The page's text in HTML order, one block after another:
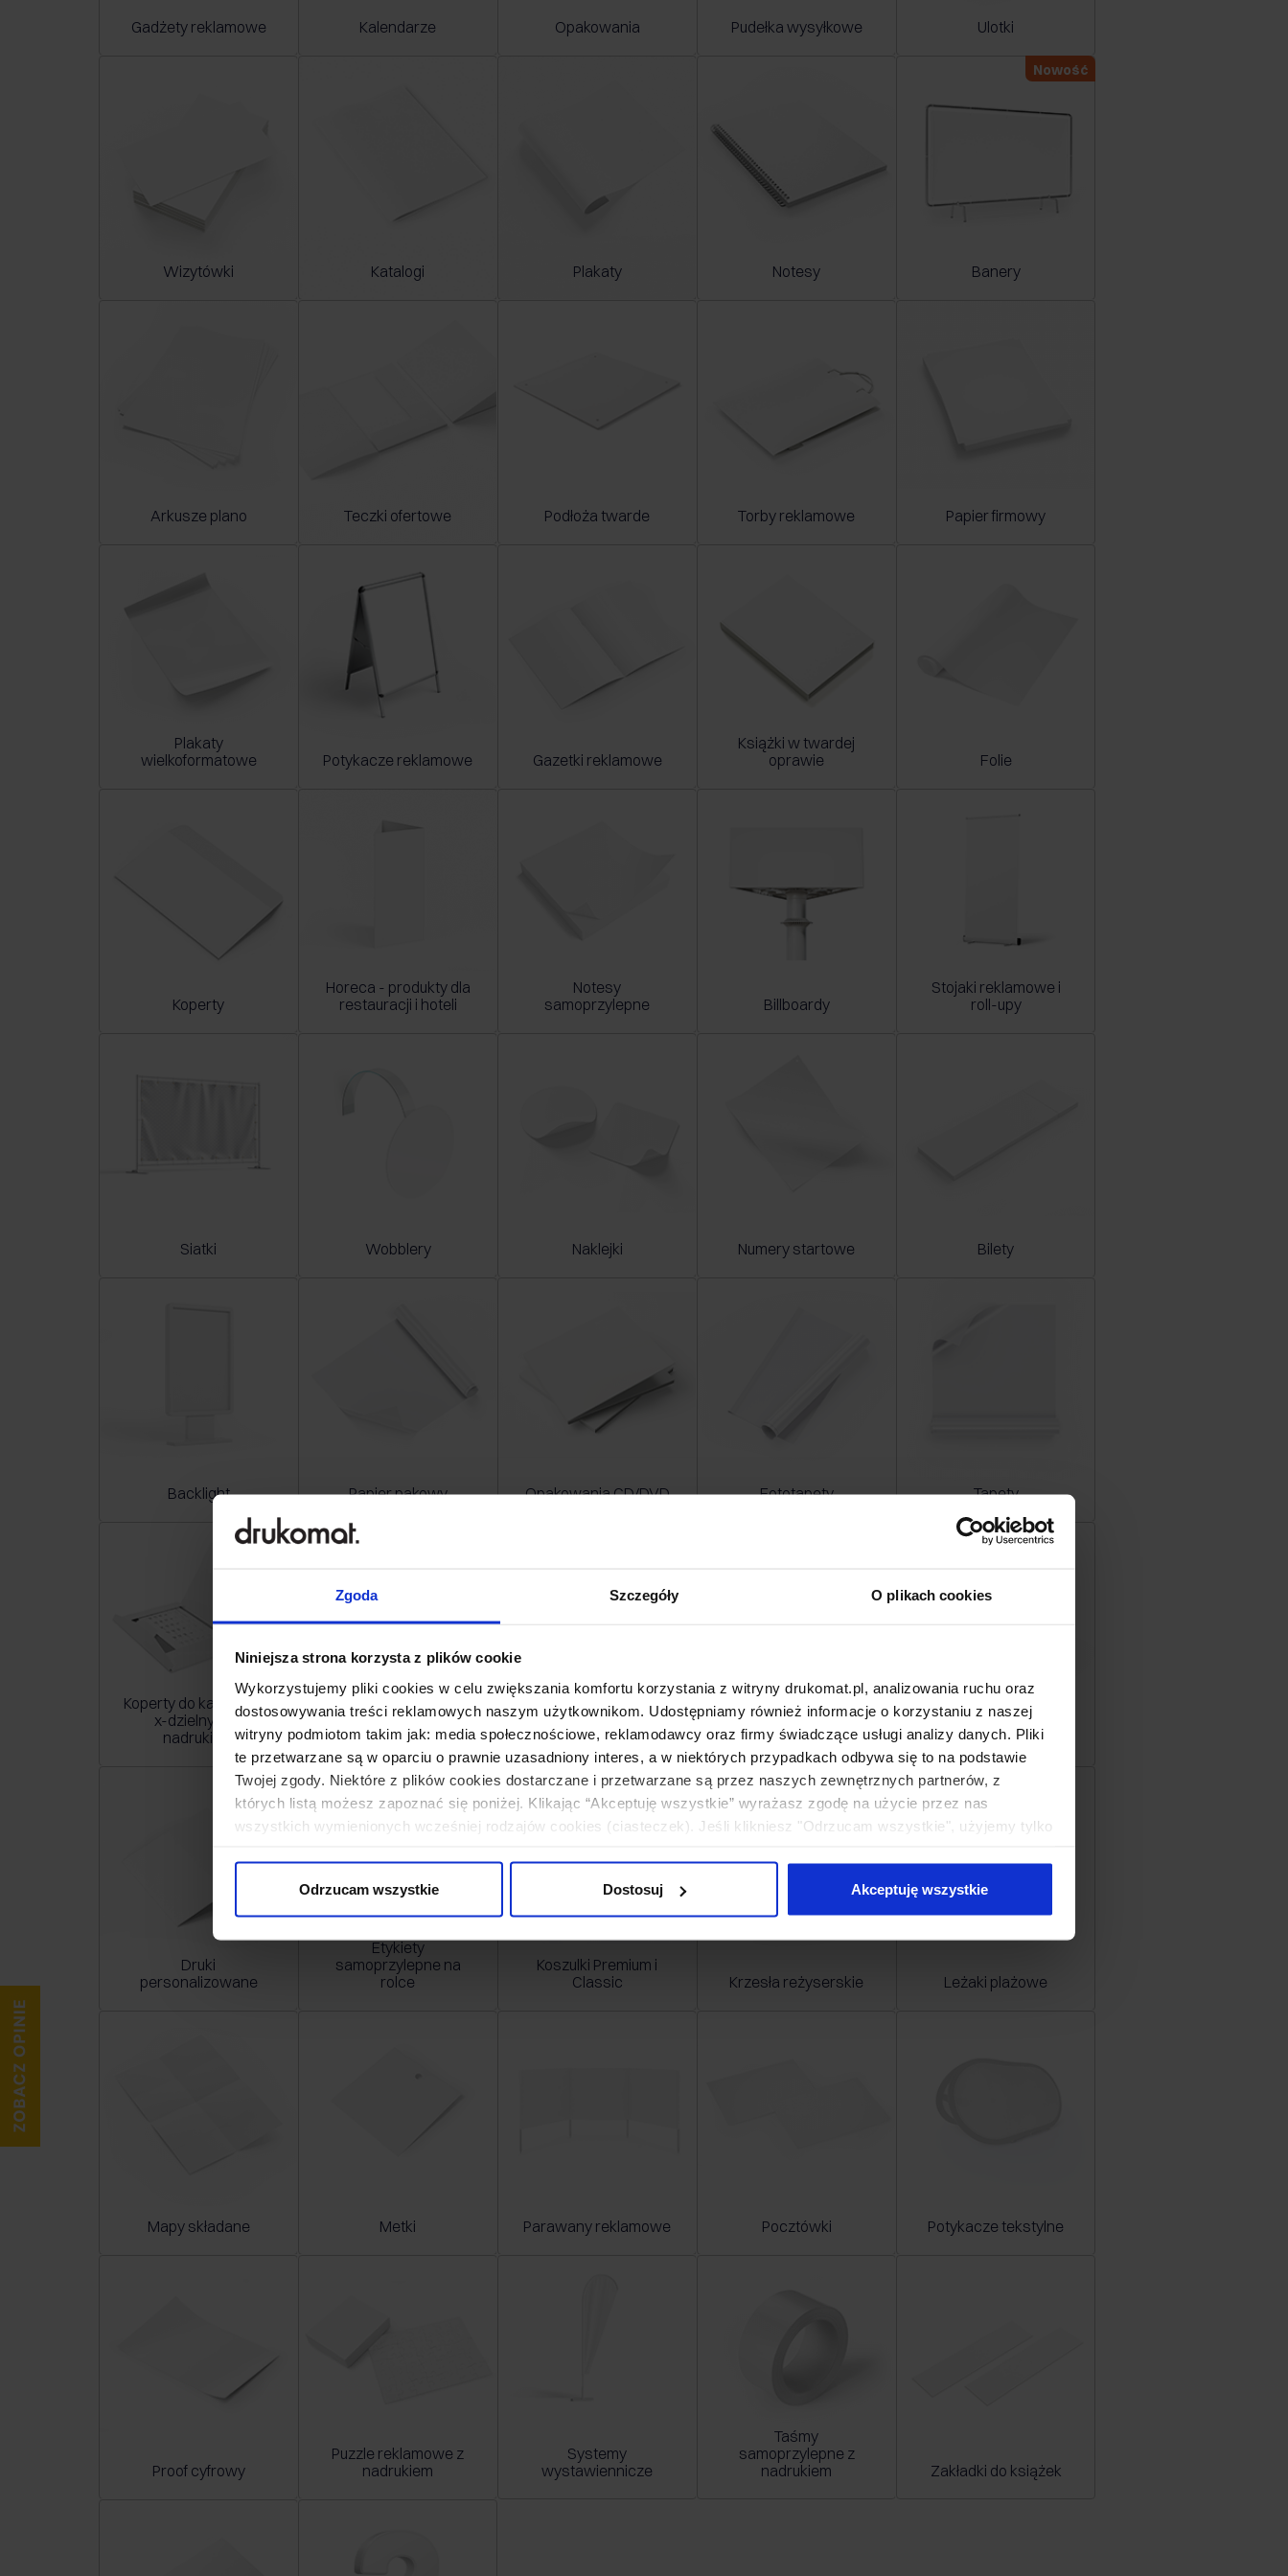
Zgoda Szczegóły O plikach cookies
Niniejsza strona korzysta z plików cookie
Wykorzystujemy pliki cookies w celu zwiększania komfortu korzystania z witryny drukomat.pl, analizowania ruchu oraz
dostosowywania treści reklamowych naszym użytkownikom. Udostępniamy również informacje o korzystaniu z naszej
witryny podmiotom takim jak: media społecznościowe, reklamodawcy oraz firmy świadczące usługi analizy danych. Pliki
te przetwarzane są w oparciu o prawnie uzasadniony interes, a w niektórych przypadkach odbywa się to na podstawie
Twojej zgody. Niektóre z plików cookies dostarczane i przetwarzane są przez naszych zewnętrznych partnerów, z
których listą możesz zapoznać się poniżej. Klikając “Akceptuję wszystkie” wyrażasz zgodę na użycie przez nas
wszystkich wymienionych wcześniej rodzajów cookies (ciasteczek). Jeśli klikniesz "Odrzucam wszystkie", użyjemy tylko
Odrzucam wszystkie
Dostosuj Akceptuję wszystkie
Gadżety reklamowe Kalendarze Opakowania Pudełka wysyłkowe Ulotki
Wizytówki Katalogi Plakaty Notesy
Nowość
Banery
Arkusze plano Teczki ofertowe Podłoża twarde Torby reklamowe Papier firmowy
Plakaty
wielkoformatowe
Potykacze reklamowe Gazetki reklamowe
Książki w twardej
oprawie
Folie
Koperty
Horeca - produkty dla
restauracji i hoteli
Notesy
samoprzylepne
Billboardy
Stojaki reklamowe i
roll-upy
Siatki Wobblery Naklejki Numery startowe Bilety
Backlight Papier pakowy Opakowania CD/DVD Fototapety Tapety
Koperty do kalendarzy
x-dzielnych z
nadrukiem
Wzornik
uszlachetnień
premium
Clipboardy Segregatory Wzornik papierów
Druki
personalizowane
Etykiety
samoprzylepne na
rolce
Koszulki Premium i
Classic
Krzesła reżyserskie Leżaki plażowe
Mapy składane Metki Parawany reklamowe Pocztówki Potykacze tekstylne
Proof cyfrowy
Puzzle reklamowe z
nadrukiem
Systemy
wystawiennicze
Taśmy
samoprzylepne z
nadrukiem
Zakładki do książek